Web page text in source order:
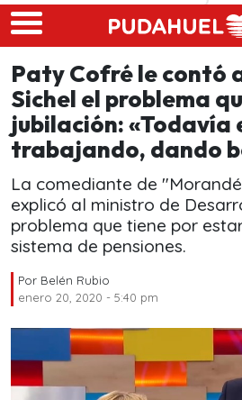
Skip to main content
Paty Cofré le contó
Sichel el problema
jubilación: «Todavía
trabajando, dando
La comediante de
explicó al ministro de
problema que tiene por
sistema de pensiones.
Por Belén Rubio
enero 20, 2020 - 5:40 pm